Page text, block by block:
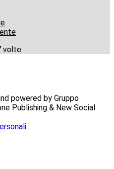
volte
powered by Gruppo
Publishing & New Social